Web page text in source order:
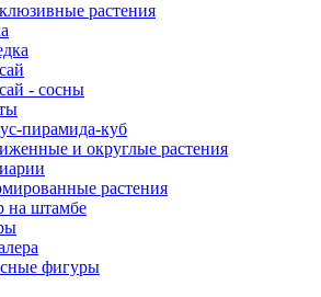
растения
- сосны
пирамида-куб
и округлые растения
растения
на штамбе
фигуры